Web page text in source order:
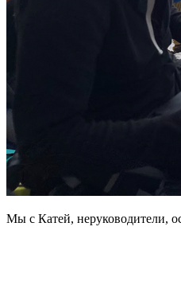
Мы с Катей, неруководители,